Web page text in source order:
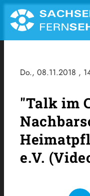
Do., 08.11.2018 ,
"Talk im
e.V.